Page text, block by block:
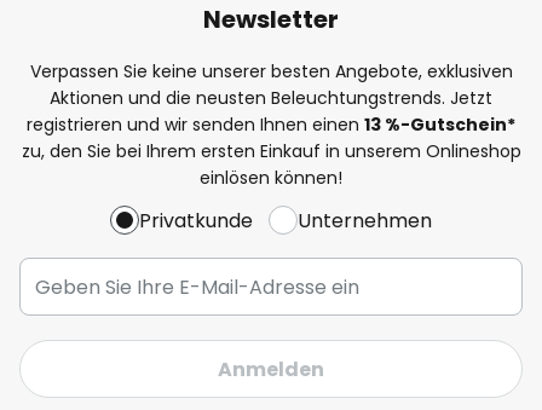
Newsletter
Verpassen Sie keine unserer besten Angebote, exklusiven
Aktionen und die neusten Beleuchtungstrends. Jetzt
registrieren und wir senden Ihnen einen 13 %-Gutschein*
zu, den Sie bei Ihrem ersten Einkauf in unserem Onlineshop
einlösen können!
Privatkunde Unternehmen
Anmelden